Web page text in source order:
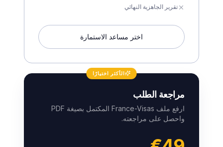
تقرير الجاهزية النهائي
اختر مساعد الاستمارة
الأكثر اختيارًا
مراجعة الطلب
ارفع ملف France-Visas المكتمل بصيغة PDF
واحصل على مراجعته.